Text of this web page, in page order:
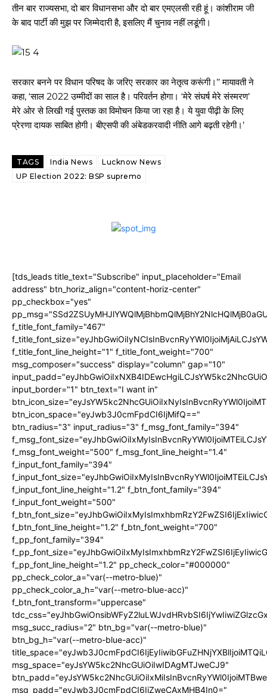
तीन बार राज्यसभा, दो बार विधानसभा और दो बार एमएलसी रही हूं। कांशीराम जी
के बाद पार्टी की मुझ पर जिम्मेदारी है, इसलिए मैं चुनाव नहीं लडूंगी।
सरकार बनने पर विधान परिषद के जरिए सरकार का नेतृत्व करूंगी।’’ मायावती ने
कहा, ‘साल 2022 उम्मीदों का साल है। परिवर्तन होगा। ‘मेरे संघर्ष मेरे संस्मरण’
मेरे ओर से लिखी गई पुस्तक का विमोचन किया जा रहा है। ये युवा पीढ़ी के लिए
प्रेरणा दायक साबित होगी। बीएसपी की अंबेडकरवादी नीति आगे बढ़ती रहेगी।’
TAGS India News
Lucknow News
UP Election 2022: BSP supremo
[tds_leads title_text="Subscribe" input_placeholder="Email
address" btn_horiz_align="content-horiz-center"
pp_checkbox="yes"
f_title_font_family="467"
f_title_font_line_height="1" f_title_font_weight="700"
msg_composer="success" display="column" gap="10"
input_border="1" btn_text="I want in"
btn_icon_space="eyJwb3J0cmFpdCI6IjMifQ=="
btn_radius="3" input_radius="3" f_msg_font_family="394"
f_msg_font_weight="500" f_msg_font_line_height="1.4"
f_input_font_family="394"
f_input_font_line_height="1.2" f_btn_font_family="394"
f_input_font_weight="500"
f_btn_font_line_height="1.2" f_btn_font_weight="700"
f_pp_font_family="394"
f_pp_font_line_height="1.2" pp_check_color="#000000"
pp_check_color_a="var(--metro-blue)"
pp_check_color_a_h="var(--metro-blue-acc)"
f_btn_font_transform="uppercase"
msg_succ_radius="2" btn_bg="var(--metro-blue)"
btn_bg_h="var(--metro-blue-acc)"
msg_space="eyJsYW5kc2NhcGUiOiIwIDAgMTJweCJ9"
msg_padd="eyJwb3J0cmFpdCI6IjZweCAxMHB4In0="